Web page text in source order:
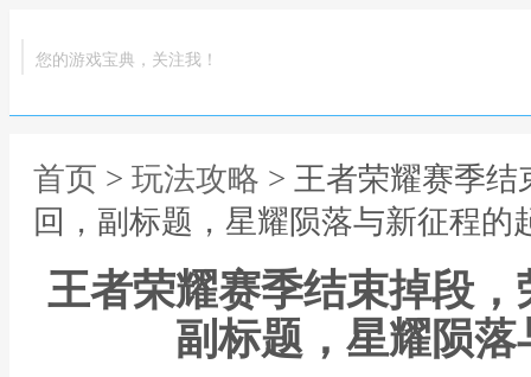
您的游戏宝典，关注我！
首页 > 玩法攻略 > 王者荣耀赛季
回，副标题，星耀陨落与新征程的
王者荣耀赛季结束掉段
副标题，星耀陨